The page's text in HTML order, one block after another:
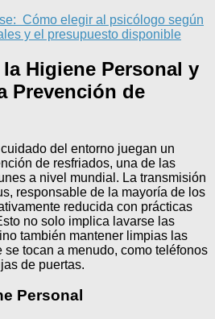
Cómo elegir al psicólogo según
y el presupuesto disponible
Higiene Personal y
Prevención de
del entorno juegan un
de resfriados, una de las
a nivel mundial. La transmisión
responsable de la mayoría de los
reducida con prácticas
no solo implica lavarse las
también mantener limpias las
tocan a menudo, como teléfonos
de puertas.
Personal